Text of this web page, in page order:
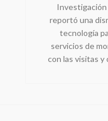
reportó una
tecnología
servicios de
con las visitas y